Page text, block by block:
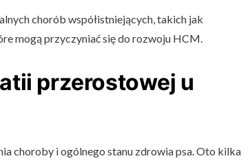
chorób współistniejących, takich jak
mogą przyczyniać się do rozwoju HCM.
przerostowej u
choroby i ogólnego stanu zdrowia psa. Oto kilka